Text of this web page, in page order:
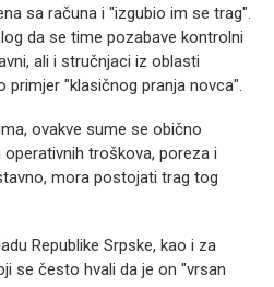
sa računa i "izgubio im se trag".
da se time pozabave kontrolni
ali i stručnjaci iz oblasti
primjer "klasičnog pranja novca".
ovakve sume se obično
troškova, poreza i
mora postojati trag tog
Republike Srpske, kao i za
se često hvali da je on "vrsan